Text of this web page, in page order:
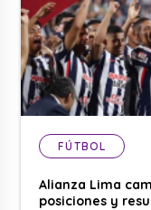
FÚTBOL
Alianza Lima
posiciones y